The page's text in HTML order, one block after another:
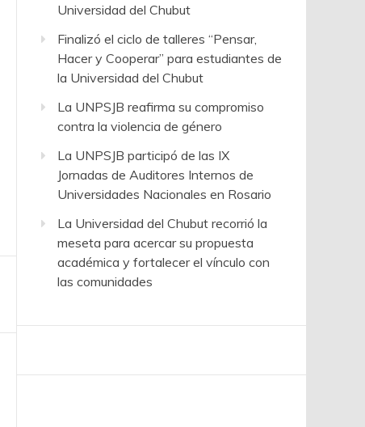
Universidad del Chubut
Finalizó el ciclo de talleres “Pensar,
Hacer y Cooperar” para estudiantes de
la Universidad del Chubut
La UNPSJB reafirma su compromiso
contra la violencia de género
La UNPSJB participó de las IX
Jornadas de Auditores Internos de
Universidades Nacionales en Rosario
La Universidad del Chubut recorrió la
meseta para acercar su propuesta
académica y fortalecer el vínculo con
las comunidades